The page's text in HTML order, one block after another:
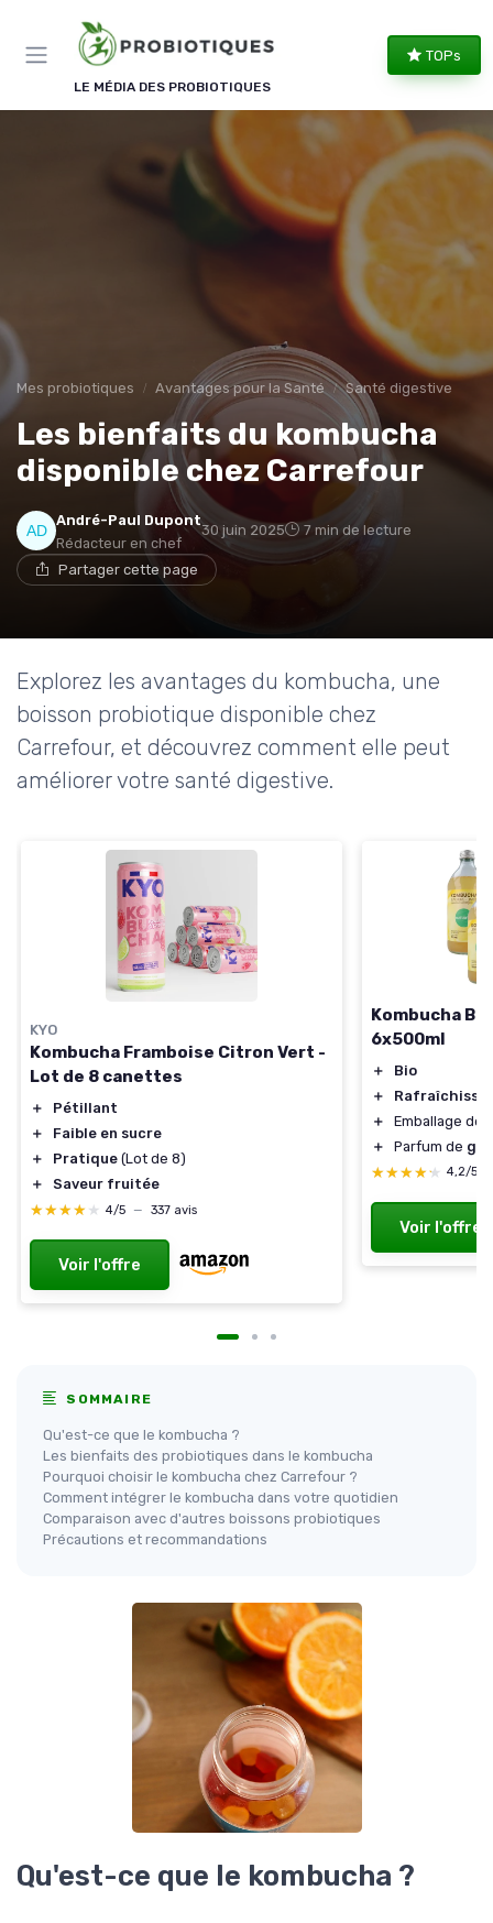
LE MÉDIA DES PROBIOTIQUES
TOPs
Mes probiotiques Avantages pour la Santé Santé digestive
Les bienfaits du kombucha
disponible chez Carrefour
André-Paul Dupont
Rédacteur en chef
30 juin 2025 7 min de lecture
Partager cette page
Explorez les avantages du kombucha, une
boisson probiotique disponible chez
Carrefour, et découvrez comment elle peut
améliorer votre santé digestive.
KYO
Kombucha Framboise Citron Vert -
Lot de 8 canettes
＋
Pétillant
＋
Faible en sucre
＋
Pratique (Lot de 8)
＋
Saveur fruitée
★★★★★
★★★★★ 4/5 — 337 avis
Voir l'offre
Kombucha
6x500ml
＋
Bio
＋
＋
Emballage de
＋
Parfum de
★★★★★
★★★★★ 4,2/5
Voir l'offre
SOMMAIRE
Qu'est-ce que le kombucha ?
Les bienfaits des probiotiques dans le kombucha
Pourquoi choisir le kombucha chez Carrefour ?
Comment intégrer le kombucha dans votre quotidien
Comparaison avec d'autres boissons probiotiques
Précautions et recommandations
Qu'est-ce que le kombucha ?